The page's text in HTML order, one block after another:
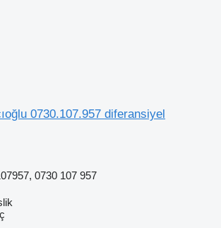
0730.107.957 diferansiyel
0730 107 957